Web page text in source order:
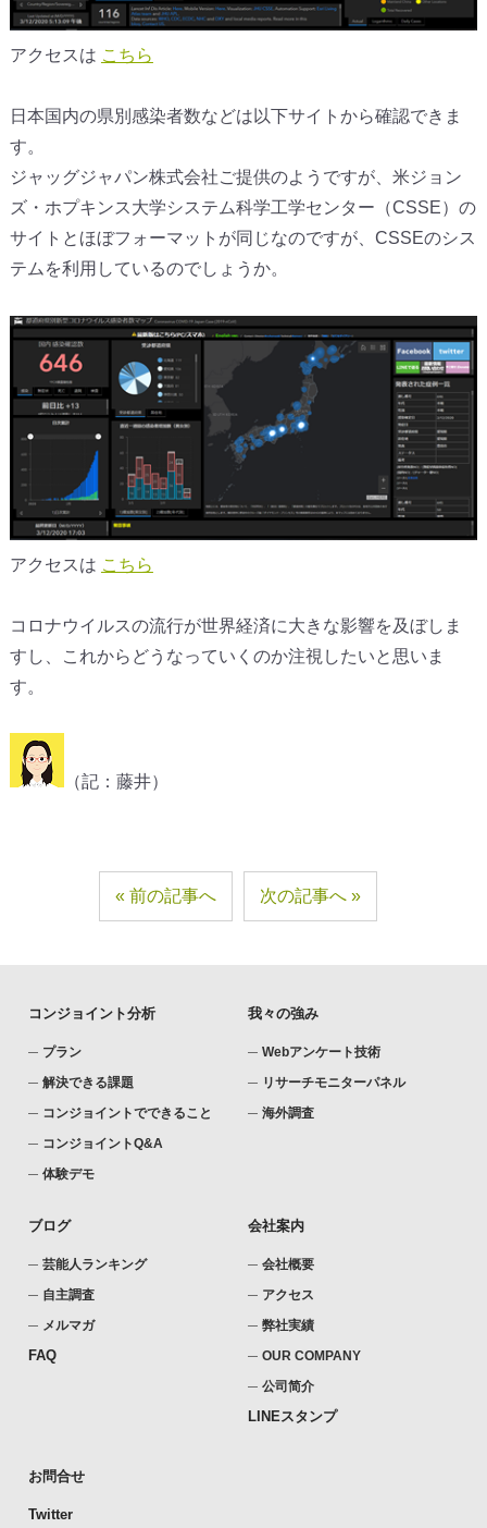
アクセスは こちら
日本国内の県別感染者数などは以下サイトから確認できま
す。
ジャッグジャパン株式会社ご提供のようですが、米ジョン
ズ・ホプキンス大学システム科学工学センター（CSSE）の
サイトとほぼフォーマットが同じなのですが、CSSEのシス
テムを利用しているのでしょうか。
アクセスは こちら
コロナウイルスの流行が世界経済に大きな影響を及ぼしま
すし、これからどうなっていくのか注視したいと思いま
す。
（記：藤井）
前の記事へ 次の記事へ
コンジョイント分析
プラン
解決できる課題
コンジョイントでできること
コンジョイントQ&A
体験デモ
我々の強み
Webアンケート技術
リサーチモニターパネル
海外調査
ブログ
芸能人ランキング
自主調査
メルマガ
FAQ
会社案内
会社概要
アクセス
弊社実績
OUR COMPANY
公司简介
LINEスタンプ
お問合せ
Twitter